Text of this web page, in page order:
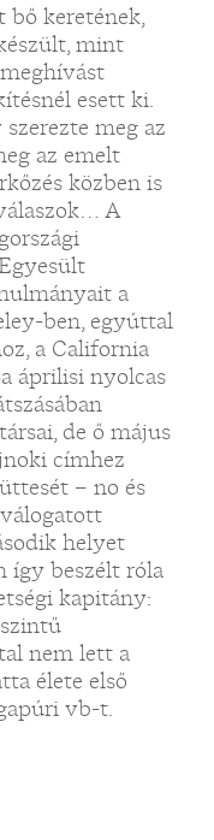
keretének,
mint
esett ki.
meg az
az emelt
közben is
A
a
ben, egyúttal
a California
áprilisi nyolcas
de ő május
címhez
– no és
helyet
így beszélt róla
kapitány:
nem lett a
élete első
vb-t.